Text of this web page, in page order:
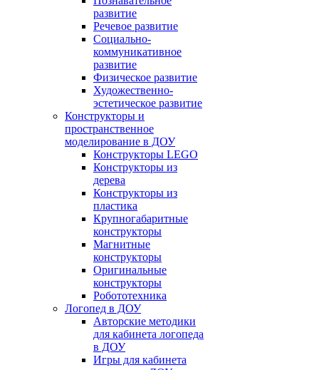
развитие
Речевое развитие
Социально-
коммуникативное
развитие
Физическое развитие
Художественно-
эстетическое развитие
Конструкторы и
пространственное
моделирование в ДОУ
Конструкторы LEGO
Конструкторы из
дерева
Конструкторы из
пластика
Крупногабаритные
конструкторы
Магнитные
конструкторы
Оригинальные
конструкторы
Робототехника
Логопед в ДОУ
Авторские методики
для кабинета логопеда
в ДОУ
Игры для кабинета